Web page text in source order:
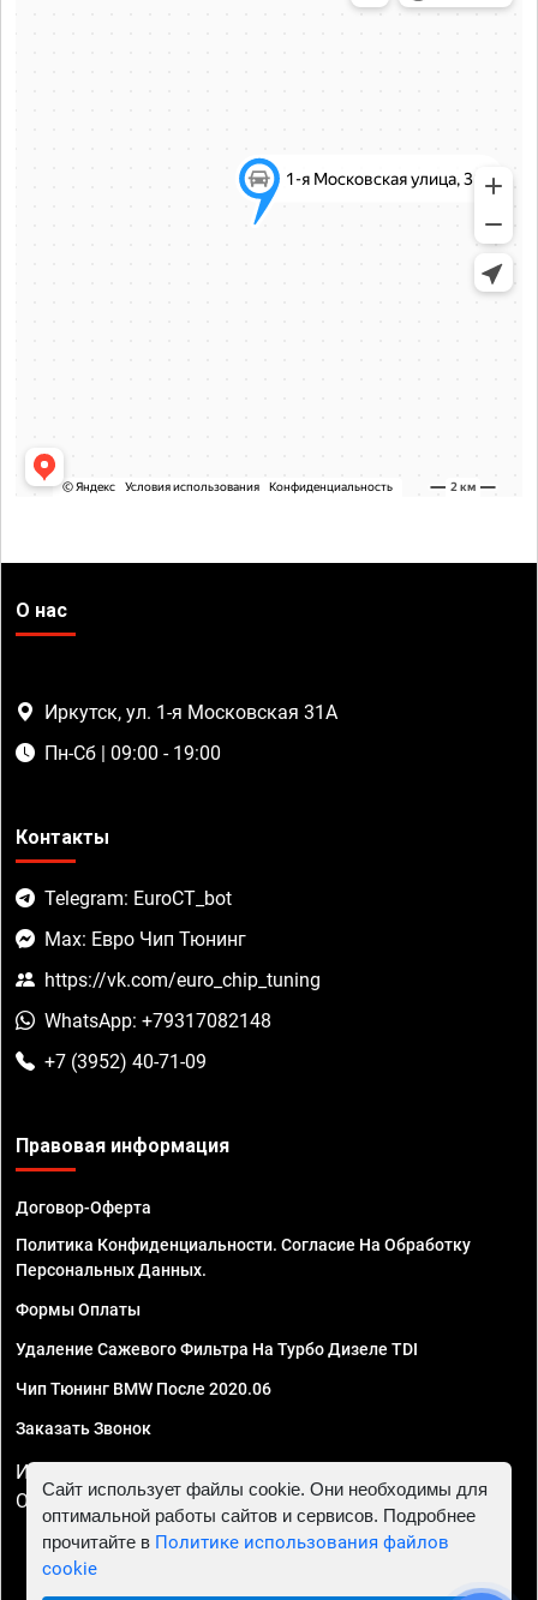
О нас
Иркутск, ул. 1-я Московская 31А
Пн-Сб | 09:00 - 19:00
Контакты
Telegram: EuroCT_bot
Max: Евро Чип Тюнинг
https://vk.com/euro_chip_tuning
WhatsApp: +79317082148
+7 (3952) 40-71-09
Правовая информация
Договор-Оферта
Политика Конфиденциальности. Согласие На Обработку
Персональных Данных.
Формы Оплаты
Удаление Сажевого Фильтра На Турбо Дизеле TDI
Чип Тюнинг BMW После 2020.06
Заказать Звонок
ИП Смирнов Георгий Павлович. ИНН 781302555843,
ОГРНИП 324470400032610
Сайт использует файлы cookie. Они необходимы для
оптимальной работы сайтов и сервисов. Подробнее
прочитайте в Политике использования файлов
cookie